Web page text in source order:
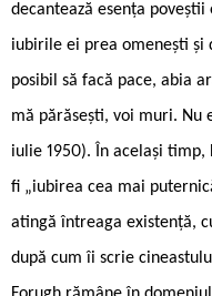
decantează esența
iubirile ei prea omenești și
posibil să facă pace, abia
mă părăsești, voi muri. Nu
iulie 1950). În acelaşi
fi „iubirea cea mai
atingă întreaga existență,
după cum îi scrie